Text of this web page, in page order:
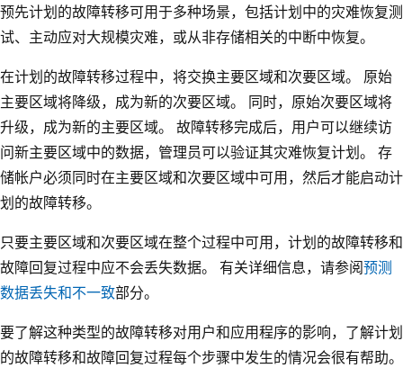
预先计划的故障转移可用于多种场景，包括计划中的灾难恢复测
试、主动应对大规模灾难，或从非存储相关的中断中恢复。
在计划的故障转移过程中，将交换主要区域和次要区域。 原始
主要区域将降级，成为新的次要区域。 同时，原始次要区域将
升级，成为新的主要区域。 故障转移完成后，用户可以继续访
问新主要区域中的数据，管理员可以验证其灾难恢复计划。 存
储帐户必须同时在主要区域和次要区域中可用，然后才能启动计
划的故障转移。
只要主要区域和次要区域在整个过程中可用，计划的故障转移和
故障回复过程中应不会丢失数据。 有关详细信息，请参阅预测
数据丢失和不一致部分。
要了解这种类型的故障转移对用户和应用程序的影响，了解计划
的故障转移和故障回复过程每个步骤中发生的情况会很有帮助。